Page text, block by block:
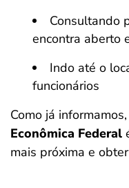
Consultando
encontra aberto
Indo até o
funcionários
Como já informamos,
Econômica Federal
mais próxima e